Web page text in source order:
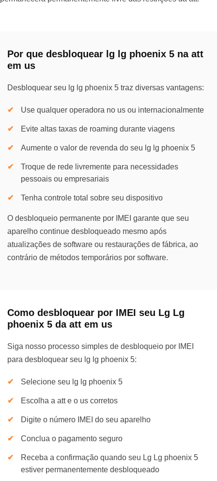
Por que desbloquear lg lg phoenix 5 na att
em us
Desbloquear seu lg lg phoenix 5 traz diversas vantagens:
Use qualquer operadora no us ou internacionalmente
Evite altas taxas de roaming durante viagens
Aumente o valor de revenda do seu lg lg phoenix 5
Troque de rede livremente para necessidades
pessoais ou empresariais
Tenha controle total sobre seu dispositivo
O desbloqueio permanente por IMEI garante que seu
aparelho continue desbloqueado mesmo após
atualizações de software ou restaurações de fábrica, ao
contrário de métodos temporários por software.
Como desbloquear por IMEI seu Lg Lg
phoenix 5 da att em us
Siga nosso processo simples de desbloqueio por IMEI
para desbloquear seu lg lg phoenix 5:
Selecione seu lg lg phoenix 5
Escolha a att e o us corretos
Digite o número IMEI do seu aparelho
Conclua o pagamento seguro
Receba a confirmação quando seu Lg Lg phoenix 5
estiver permanentemente desbloqueado